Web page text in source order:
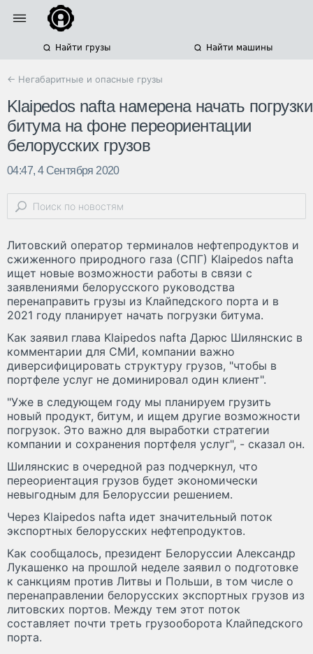
Найти грузы Найти машины
← Негабаритные и опасные грузы
Klaipedos nafta намерена начать погрузки
битума на фоне переориентации
белорусских грузов
04:47, 4 Сентября 2020
Литовский оператор терминалов нефтепродуктов и
сжиженного природного газа (СПГ) Klaipedos nafta
ищет новые возможности работы в связи с
заявлениями белорусского руководства
перенаправить грузы из Клайпедского порта и в
2021 году планирует начать погрузки битума.
Как заявил глава Klaipedos nafta Дарюс Шилянскис в
комментарии для СМИ, компании важно
диверсифицировать структуру грузов, "чтобы в
портфеле услуг не доминировал один клиент".
"Уже в следующем году мы планируем грузить
новый продукт, битум, и ищем другие возможности
погрузок. Это важно для выработки стратегии
компании и сохранения портфеля услуг", - сказал он.
Шилянскис в очередной раз подчеркнул, что
переориентация грузов будет экономически
невыгодным для Белоруссии решением.
Через Klaipedos nafta идет значительный поток
экспортных белорусских нефтепродуктов.
Как сообщалось, президент Белоруссии Александр
Лукашенко на прошлой неделе заявил о подготовке
к санкциям против Литвы и Польши, в том числе о
перенаправлении белорусских экспортных грузов из
литовских портов. Между тем этот поток
составляет почти треть грузооборота Клайпедского
порта.